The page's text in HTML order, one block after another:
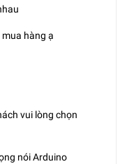
hàng ạ
vui lòng chọn
nói Arduino